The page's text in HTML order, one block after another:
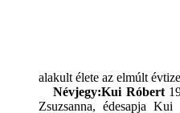
alakult élete az elmúlt
Névjegy:Kui Róbert
Zsuzsanna, édesapja Kui